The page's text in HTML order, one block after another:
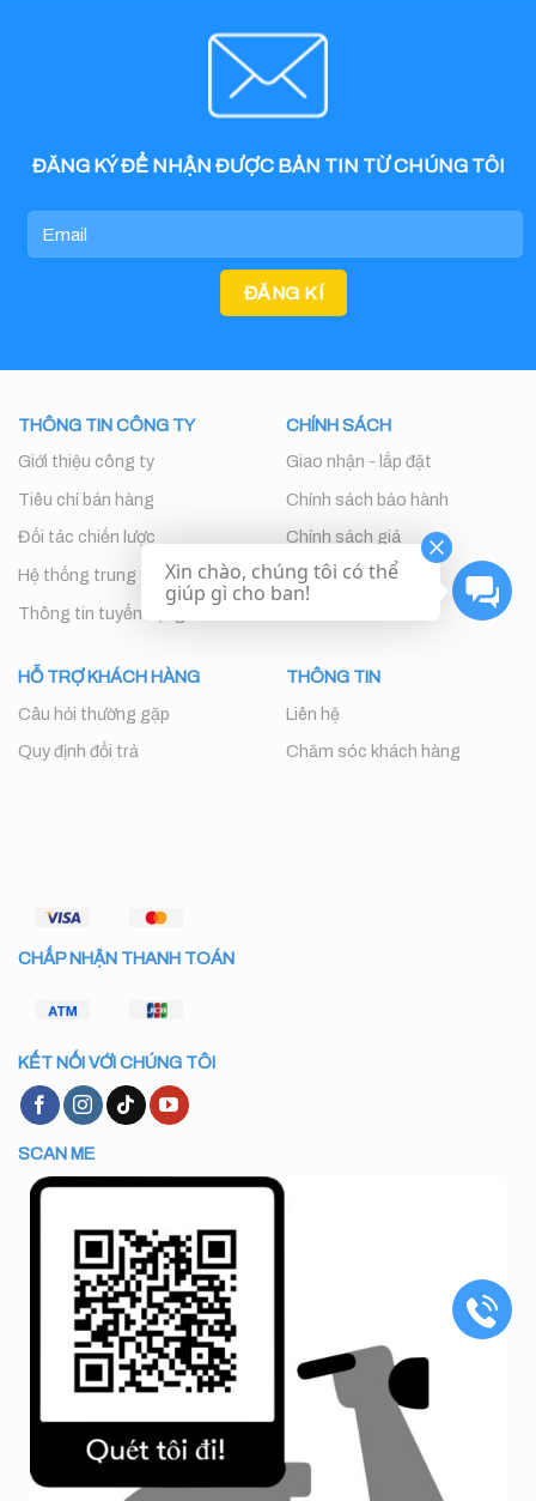
ĐĂNG KÝ ĐỂ NHẬN ĐƯỢC BẢN TIN TỪ CHÚNG TÔI
THÔNG TIN CÔNG TY
Giới thiệu công ty
Tiêu chí bán hàng
Đối tác chiến lược
Hệ thống trung tâm
Thông tin tuyển dụng
CHÍNH SÁCH
Giao nhận - lắp đặt
Chính sách bảo hành
Chính sách giá
HỖ TRỢ KHÁCH HÀNG
Câu hỏi thường gặp
Quy định đổi trả
THÔNG TIN
Liên hệ
Chăm sóc khách hàng
CHẤP NHẬN THANH TOÁN
KẾT NỐI VỚI CHÚNG TÔI
SCAN ME
Xin chào, chúng tôi có thể
giúp gì cho ban!